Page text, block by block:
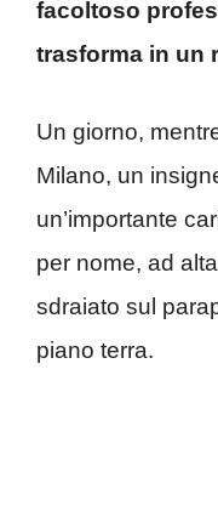
facoltoso
trasforma in un
Un giorno,
Milano, un
un’importante
per nome, ad
sdraiato sul
piano terra.